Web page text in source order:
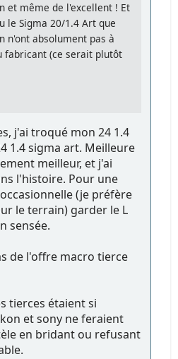
et même de l'excellent ! Et
le Sigma 20/1.4 Art que
n'ont absolument pas à
fabricant (ce serait plutôt
j'ai troqué mon 24 1.4
1.4 sigma art. Meilleure
meilleur, et j'ai
l'histoire. Pour une
(je préfère
le terrain) garder le L
sensée.
de l'offre macro tierce
tierces étaient si
et sony ne feraient
en bridant ou refusant